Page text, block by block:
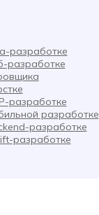
разработке
разработке
разработке
разработке
разработке
разработке